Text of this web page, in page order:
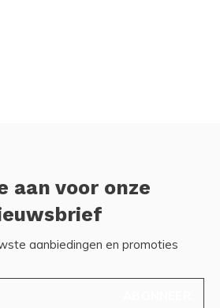
aan voor onze
aanbiedingen en promoties